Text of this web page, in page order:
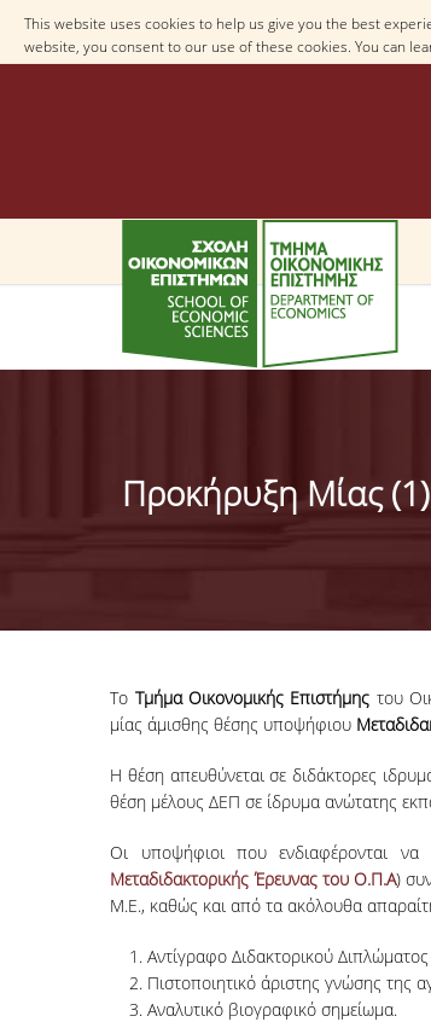
This website uses cookies to help us give you the best
website, you consent to our use of these cookies. You can
Προκήρυξη Μίας
Το Τμήμα Οικονομικής Επιστήμης του
μίας άμισθης θέσης υποψήφιου
Η θέση απευθύνεται σε διδάκτορες
θέση μέλους ΔΕΠ σε ίδρυμα ανώτατης
Οι υποψήφιοι που ενδιαφέρονται
Μεταδιδακτορικής Έρευνας του Ο.Π.Α)
Μ.E., καθώς και από τα ακόλουθα
Αντίγραφο Διδακτορικού
Πιστοποιητικό άριστης γνώσης της
Αναλυτικό βιογραφικό σημείωμα.